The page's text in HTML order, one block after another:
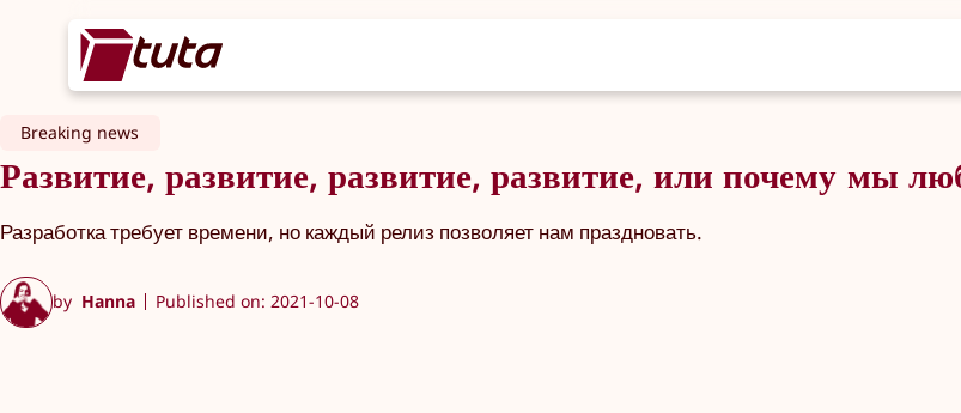
Breaking news
Развитие, развитие, развитие, развитие, или почему мы
Разработка требует времени, но каждый релиз позволяет нам праздновать.
by Hanna Published on: 2021-10-08